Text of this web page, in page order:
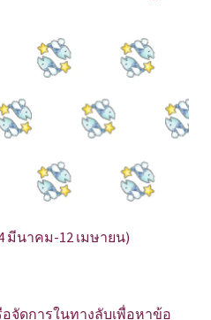
มีนาคม-12 เมษายน)
จัดการในทางลับเพื่อหาข้อ